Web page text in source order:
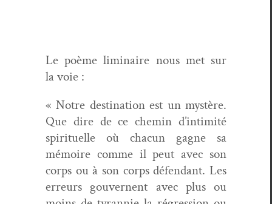
Le poème lim­i­naire nous met sur
la voie :
« Notre des­ti­na­tion est un mys­tère.
Que dire de ce chemin d’in­tim­ité
spir­ituelle où cha­cun gagne sa
mémoire comme il peut avec son
corps ou à son corps défen­dant. Les
erreurs gou­ver­nent avec plus ou